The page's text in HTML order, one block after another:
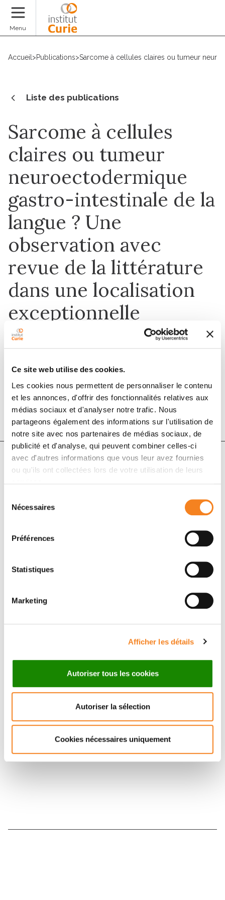
Ce site web utilise des cookies.
Les cookies nous permettent de personnaliser le contenu
et les annonces, d'offrir des fonctionnalités relatives aux
médias sociaux et d'analyser notre trafic. Nous
partageons également des informations sur l'utilisation de
notre site avec nos partenaires de médias sociaux, de
publicité et d'analyse, qui peuvent combiner celles-ci
avec d'autres informations que vous leur avez fournies
ou qu'ils ont collectées lors de votre utilisation de leurs
Nécessaires
Préférences
Statistiques
Marketing
Afficher les détails
Autoriser tous les cookies
Autoriser la sélection
Cookies nécessaires uniquement
Menu
Accueil >Publications>Sarcome à cellules claires ou tumeur
Liste des publications
Sarcome à cellules
claires ou tumeur
neuroectodermique
gastro-intestinale de la
langue ? Une
observation avec
revue de la littérature
dans une localisation
exceptionnelle
Annales de Pathologie
DOI :10.1016/j.annpat.2018.10.004
Auteurs
Sarah Breton, Matthieu Dubois, Jean-François Geay,
Quentin Gillebert, Mickaël Tordjman, Jean-Marc
Suivez l'Institut Curie
sociaux et en vous inscrivant à notre newsletter.
Inscrivez-vous à la newsletter